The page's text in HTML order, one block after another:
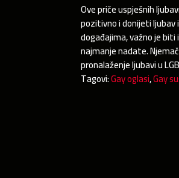
Ove priče uspješnih
pozitivno i donijeti
događajima, važno je
najmanje nadate.
pronalaženje ljubavi u
Tagovi:Gay oglasi,Gay